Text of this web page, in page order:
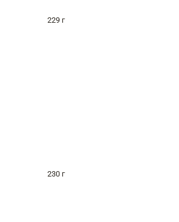
229 г
230 г